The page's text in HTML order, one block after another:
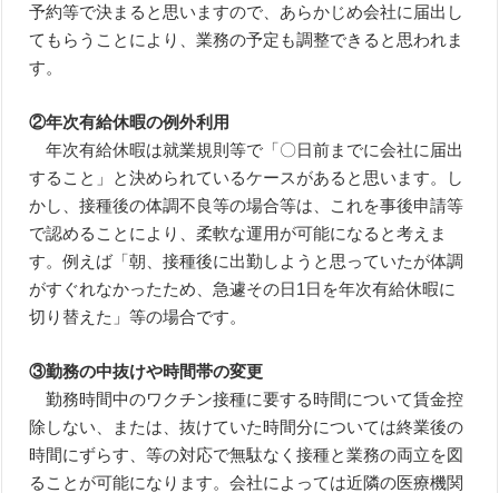
予約等で決まると思いますので、あらかじめ会社に届出し
てもらうことにより、業務の予定も調整できると思われま
す。
②年次有給休暇の例外利用
年次有給休暇は就業規則等で「〇日前までに会社に届出
すること」と決められているケースがあると思います。し
かし、接種後の体調不良等の場合等は、これを事後申請等
で認めることにより、柔軟な運用が可能になると考えま
す。例えば「朝、接種後に出勤しようと思っていたが体調
がすぐれなかったため、急遽その日1日を年次有給休暇に
切り替えた」等の場合です。
③勤務の中抜けや時間帯の変更
勤務時間中のワクチン接種に要する時間について賃金控
除しない、または、抜けていた時間分については終業後の
時間にずらす、等の対応で無駄なく接種と業務の両立を図
ることが可能になります。会社によっては近隣の医療機関